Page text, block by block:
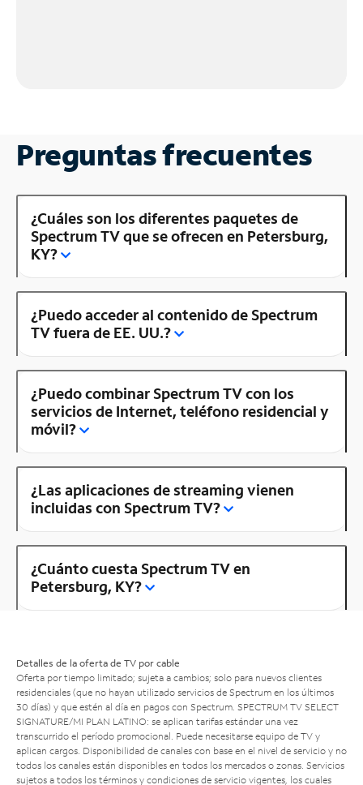
Preguntas frecuentes
¿Cuáles son los diferentes paquetes de
Spectrum TV que se ofrecen en Petersburg,
KY?
¿Puedo acceder al contenido de Spectrum
TV fuera de EE. UU.?
¿Puedo combinar Spectrum TV con los
servicios de Internet, teléfono residencial y
móvil?
¿Las aplicaciones de streaming vienen
incluidas con Spectrum TV?
¿Cuánto cuesta Spectrum TV en
Petersburg, KY?
Detalles de la oferta de TV por cable
Oferta por tiempo limitado; sujeta a cambios; solo para nuevos clientes
residenciales (que no hayan utilizado servicios de Spectrum en los últimos
30 días) y que estén al día en pagos con Spectrum. SPECTRUM TV SELECT
SIGNATURE/MI PLAN LATINO: se aplican tarifas estándar una vez
transcurrido el período promocional. Puede necesitarse equipo de TV y
aplican cargos. Disponibilidad de canales con base en el nivel de servicio y no
todos los canales están disponibles en todos los mercados o zonas. Servicios
sujetos a todos los términos y condiciones de servicio vigentes, los cuales